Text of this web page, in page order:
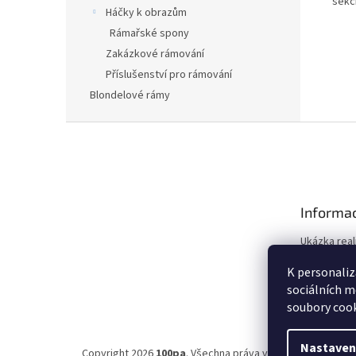
K
sociálních
soubory
Háčky k obrazům
Rámařské spony
Zakázkové rámování
Příslušenství pro rámování
Blondelové rámy
Ukázka
Ochrana